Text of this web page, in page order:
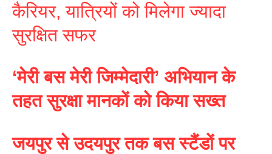
कैरियर, यात्रियों को मिलेगा ज्यादा
सुरक्षित सफर
‘मेरी बस मेरी जिम्मेदारी’ अभियान के
तहत सुरक्षा मानकों को किया सख्त
जयपुर से उदयपुर तक बस स्टैंडों पर